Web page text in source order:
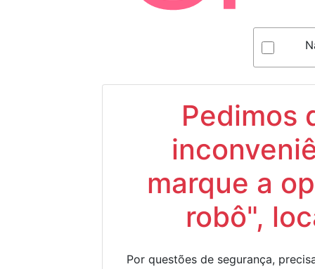
Pedimos
marque a
robô",
Por questões de segurança,